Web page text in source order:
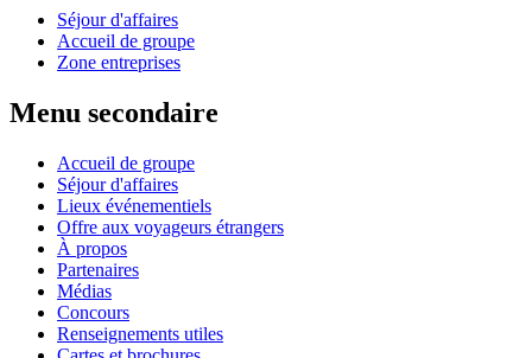
Séjour d'affaires
Accueil de groupe
Zone entreprises
Menu secondaire
Accueil de groupe
Séjour d'affaires
Lieux événementiels
Offre aux voyageurs étrangers
À propos
Partenaires
Médias
Concours
Renseignements utiles